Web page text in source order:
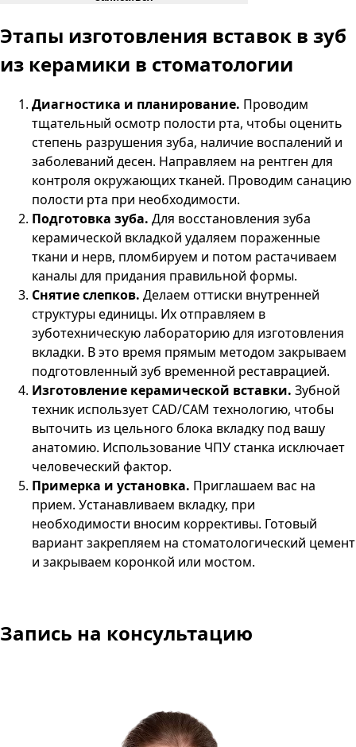
Этапы изготовления вставок в зуб
из керамики в стоматологии
Диагностика и планирование. Проводим
тщательный осмотр полости рта, чтобы оценить
степень разрушения зуба, наличие воспалений и
заболеваний десен. Направляем на рентген для
контроля окружающих тканей. Проводим санацию
полости рта при необходимости.
Подготовка зуба. Для восстановления зуба
керамической вкладкой удаляем пораженные
ткани и нерв, пломбируем и потом растачиваем
каналы для придания правильной формы.
Снятие слепков. Делаем оттиски внутренней
структуры единицы. Их отправляем в
зуботехническую лабораторию для изготовления
вкладки. В это время прямым методом закрываем
подготовленный зуб временной реставрацией.
Изготовление керамической вставки. Зубной
техник использует CAD/CAM технологию, чтобы
выточить из цельного блока вкладку под вашу
анатомию. Использование ЧПУ станка исключает
человеческий фактор.
Примерка и установка. Приглашаем вас на
прием. Устанавливаем вкладку, при
необходимости вносим коррективы. Готовый
вариант закрепляем на стоматологический цемент
и закрываем коронкой или мостом.
Запись на консультацию